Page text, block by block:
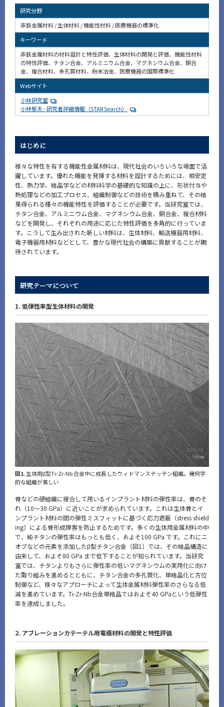
研究分野
非鉄金属材料 / 生体材料 / 機能性材料 / 医療機器の標準化
キーワード
非鉄金属材料の材料設計と特性評価、生体材料の開発と評価、機能性材料
の特性評価、チタン合金、アルミニウム合金、マグネシウム合金、銅合
金、複合材料、多孔質材料、粉末冶金、医療機器の国際標準化
Webサイト
小林研究室
小林郁夫 - 研究者詳細情報（STAR Search）
はじめに
様々な特性を有する機能性金属材料は、現代社会のいろいろな場面で活
躍しています。優れた機能を発揮する材料を設計するためには、相安定
性、熱力学、結晶学などの材料科学の基礎的な知識の上に、形状付与や
熱処理などの加工プロセス、組織制御などの技術を積み重ねて、その結
果得られる種々の機能特性を評価することが必要です。当研究室では、
チタン合金、アルミニウム合金、マグネシウム合金、銅合金、複合材料
などを開発し、それぞれの用途に応じた特性評価を多角的に行っていま
す。こうして生み出された新しい材料は、生体材料、輸送機器用材料、
電子機器用材料などとして、豊かな現代社会の構築に貢献することが期
待されています。
研究テーマについて
1. 低弾性率型生体材料の開発
図1.生体用β型Ti-Zr-Nb 合金中に成長したウィドマンステッテン組織。幾何学
的な組織が美しい
骨などの硬組織に接合して用いるインプラント材料の弾性率は、骨のそ
れ（10～30 GPa）に近いことが求められています。これは生体骨とイ
ンプラント材料の間の弾性ミスフィットに基づく応力遮蔽（stress shield
ing）による骨形成障害を防止するためです。多くの生体用金属材料の中
で、純チタンの弾性率はもっとも低く、およそ100 GPa です。これにニ
オブなどの元素を添加したβ型チタン合金（図1）では、その結晶構造に
由来して、およそ80 GPa まで低下することが知られています。当研究
室では、チタンよりもさらに弾性率の低いマグネシウムの実用化に向け
た取り組みを進めるとともに、チタン合金の多孔質化、単結晶化と方位
制御など、様々なアプローチによって生体金属材料弾性率のさらなる低
減を進めています。Ti-Zr-Nb合金単結晶ではおよそ40 GPaという低弾性
率を達成しました。
2. アブレーションカテーテル用電極材料の開発と特性評価